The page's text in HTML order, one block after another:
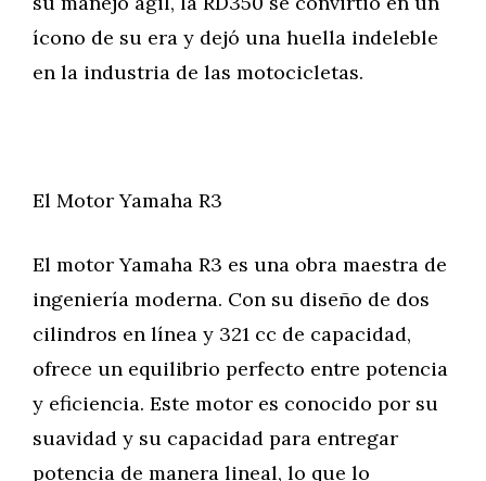
ícono de su era y dejó una huella indeleble
en la industria de las motocicletas.
El Motor Yamaha R3
El motor Yamaha R3 es una obra maestra de
ingeniería moderna. Con su diseño de dos
cilindros en línea y 321 cc de capacidad,
ofrece un equilibrio perfecto entre potencia
y eficiencia. Este motor es conocido por su
suavidad y su capacidad para entregar
potencia de manera lineal, lo que lo